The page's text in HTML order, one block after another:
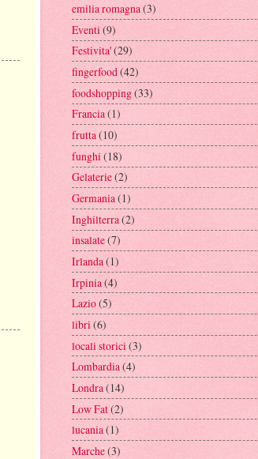
emilia romagna(3)
Eventi (9)
Festivita'(29)
fingerfood(42)
foodshopping(33)
Francia(1)
frutta(10)
funghi (18)
Gelaterie(2)
Germania(1)
Inghilterra(2)
insalate(7)
Irlanda(1)
Irpinia(4)
Lazio(5)
libri(6)
locali storici (3)
Lombardia(4)
Londra(14)
Low Fat(2)
lucania(1)
Marche(3)